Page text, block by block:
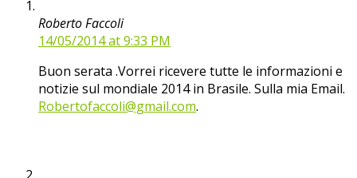
Roberto Faccoli
14/05/2014 at 9:33 PM
Buon serata .Vorrei ricevere tutte le informazioni e
notizie sul mondiale 2014 in Brasile. Sulla mia Email.
Robertofaccoli@gmail.com.